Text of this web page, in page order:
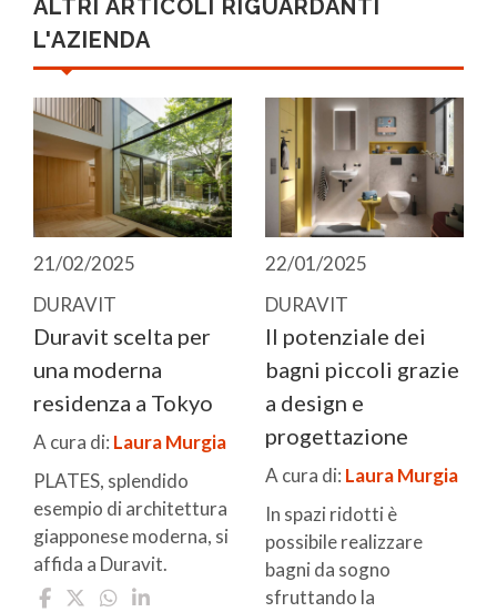
ALTRI ARTICOLI RIGUARDANTI
L'AZIENDA
21/02/2025
DURAVIT
Duravit scelta per
una moderna
residenza a Tokyo
A cura di: Laura Murgia
PLATES, splendido
esempio di architettura
giapponese moderna, si
affida a Duravit.
22/01/2025
DURAVIT
Il potenziale dei
bagni piccoli grazie
a design e
progettazione
A cura di: Laura Murgia
In spazi ridotti è
possibile realizzare
bagni da sogno
sfruttando la